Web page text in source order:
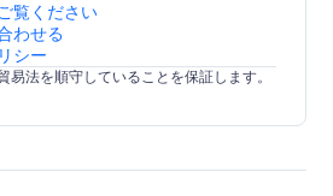
覧ください
わせる
シー
易法を順守していることを保証します。